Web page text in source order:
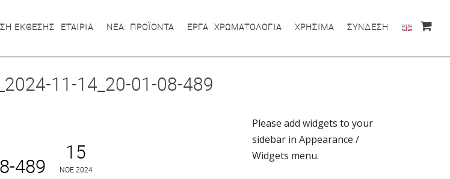
ΕΚΘΕΣΗΣ ΕΤΑΙΡΙΑ ΝΕΑ ΠΡΟΪΟΝΤΑ ΕΡΓΑ ΧΡΩΜΑΤΟΛΟΓΙΑ ΧΡΗΣΙΜΑ ΣΥΝΔΕΣΗ
11-14_20-01-08-489
15
ΝΟΈ 2024
489
Please add widgets to your
sidebar in Appearance /
Widgets menu.